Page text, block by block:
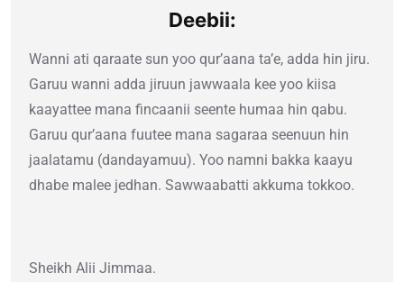
Deebii:
Wanni ati qaraate sun yoo qur’aana ta’e, adda hin jiru.
Garuu wanni adda jiruun jawwaala kee yoo kiisa
kaayattee mana fincaanii seente humaa hin qabu.
Garuu qur’aana fuutee mana sagaraa seenuun hin
jaalatamu (dandayamuu). Yoo namni bakka kaayu
dhabe malee jedhan. Sawwaabatti akkuma tokkoo.
Sheikh Alii Jimmaa.